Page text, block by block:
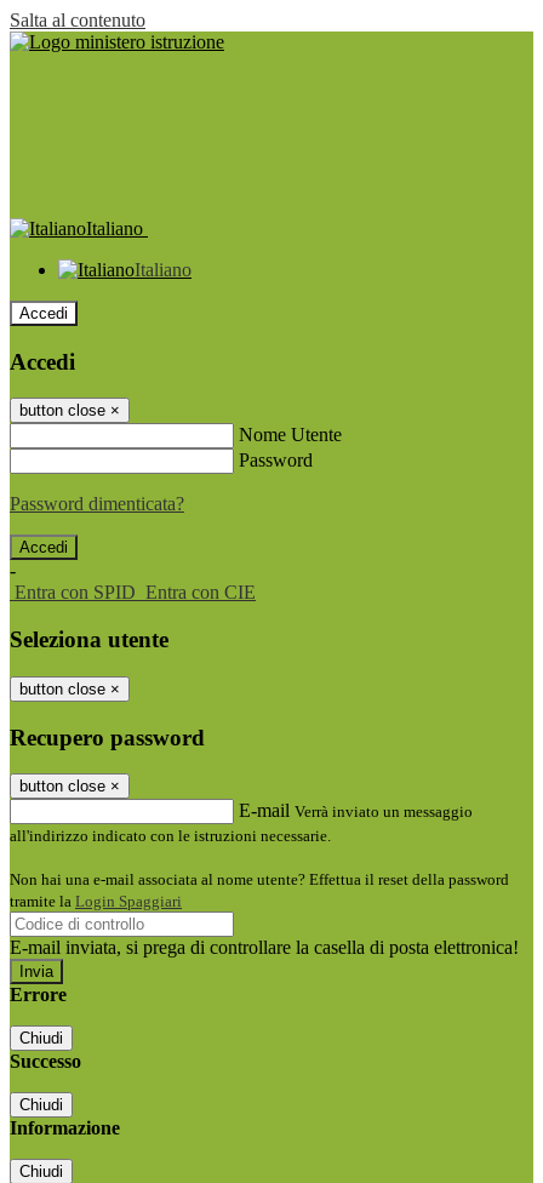
Salta al contenuto
Italiano
Italiano
Accedi
Accedi
button close ×
Nome Utente
Password
Password dimenticata?
-
Entra con SPID Entra con CIE
Seleziona utente
button close ×
Recupero password
button close ×
E-mail Verrà inviato un messaggio
all'indirizzo indicato con le istruzioni necessarie.
Non hai una e-mail associata al nome utente? Effettua il reset della password
tramite la Login Spaggiari
E-mail inviata, si prega di controllare la casella di posta elettronica!
Errore
Chiudi
Successo
Chiudi
Informazione
Chiudi